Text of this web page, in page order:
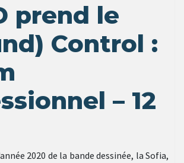
prend le
Control :
– 12
2020 de la bande dessinée, la Sofia,